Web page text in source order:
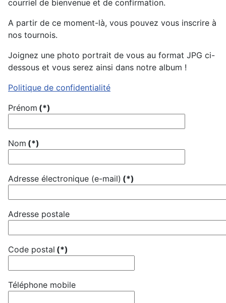
courriel de bienvenue et de confirmation.
A partir de ce moment-là, vous pouvez vous inscrire à
nos tournois.
Joignez une photo portrait de vous au format JPG ci-
dessous et vous serez ainsi dans notre album !
Politique de confidentialité
Prénom (*)
Nom (*)
Adresse électronique (e-mail) (*)
Adresse postale
Code postal (*)
Téléphone mobile